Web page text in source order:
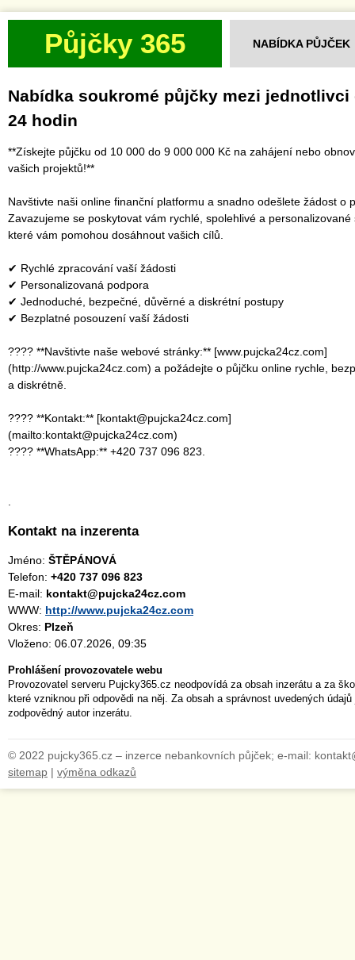
Půjčky 365 NABÍDKA PŮJČEK
Nabídka soukromé půjčky mezi jednotlivci
24 hodin
**Získejte půjčku od 10 000 do 9 000 000 Kč na zahájení nebo
vašich projektů!**
Navštivte naši online finanční platformu a snadno odešlete žádost o
Zavazujeme se poskytovat vám rychlé, spolehlivé a personalizované
které vám pomohou dosáhnout vašich cílů.
✔ Rychlé zpracování vaší žádosti
✔ Personalizovaná podpora
✔ Jednoduché, bezpečné, důvěrné a diskrétní postupy
✔ Bezplatné posouzení vaší žádosti
???? **Navštivte naše webové stránky:** [www.pujcka24cz.com]
(http://www.pujcka24cz.com) a požádejte o půjčku online rychle,
a diskrétně.
???? **Kontakt:** [kontakt@pujcka24cz.com]
(mailto:kontakt@pujcka24cz.com)
???? **WhatsApp:** +420 737 096 823.
Kontakt na inzerenta
Jméno: ŠTĚPÁNOVÁ
Telefon: +420 737 096 823
E-mail: kontakt@pujcka24cz.com
WWW: http://www.pujcka24cz.com
Okres: Plzeň
Vloženo: 06.07.2026, 09:35
Prohlášení provozovatele webu
Provozovatel serveru Pujcky365.cz neodpovídá za obsah inzerátu a za
které vzniknou při odpovědi na něj. Za obsah a správnost uvedených
zodpovědný autor inzerátu.
© 2022 pujcky365.cz – inzerce nebankovních půjček; e-mail:
sitemap | výměna odkazů